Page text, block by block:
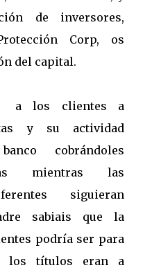
de inversores,
Corp, os
del capital.
a los clientes a
y su actividad
cobrándoles
mientras las
siguieran
sabiais que la
podría ser para
los títulos eran a